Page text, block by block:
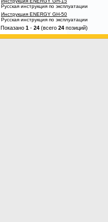
Русская инструкция по эксплуатации
Инструкция ENERGY GH-50
Русская инструкция по эксплуатации
Показано 1 - 24 (всего 24 позиций)